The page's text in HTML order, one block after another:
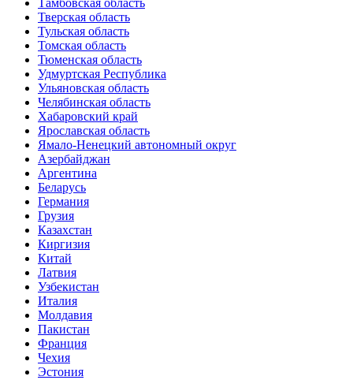
Тамбовская область
Тверская область
Тульская область
Томская область
Тюменская область
Удмуртская Республика
Ульяновская область
Челябинская область
Хабаровский край
Ярославская область
Ямало-Ненецкий автономный округ
Азербайджан
Аргентина
Беларусь
Германия
Грузия
Казахстан
Киргизия
Китай
Латвия
Узбекистан
Италия
Молдавия
Пакистан
Франция
Чехия
Эстония